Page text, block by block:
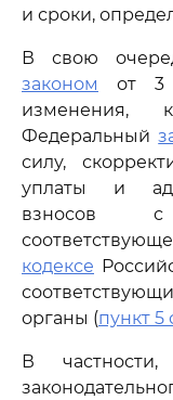
и сроки,
В свою
законом
от 3
изменения,
Федеральный
силу,
уплаты и
взносов с
кодексе
органы (пункт 5
В